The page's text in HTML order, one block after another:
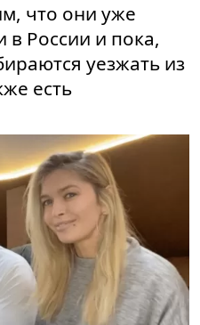
что они уже
России и пока,
уезжать из
есть